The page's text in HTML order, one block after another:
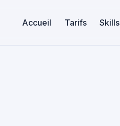
Accueil Tarifs Skills